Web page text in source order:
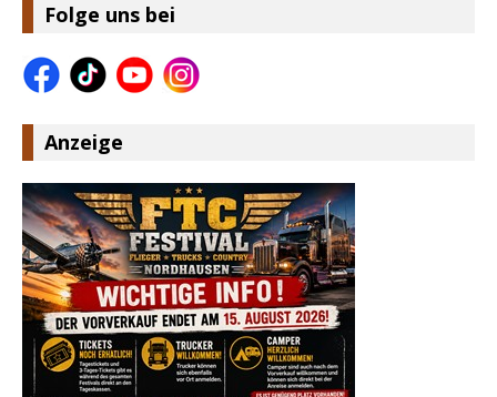
Folge uns bei
Anzeige